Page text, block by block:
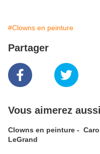
#Clowns en peinture
Partager
Vous aimerez aussi
Clowns en peinture - Carolyn
LeGrand